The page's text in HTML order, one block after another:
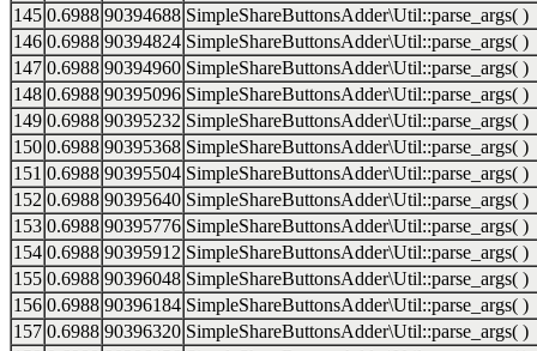
145 0.6988 90394688 SimpleShareButtonsAdder\Util::parse_args( )
146 0.6988 90394824 SimpleShareButtonsAdder\Util::parse_args( )
147 0.6988 90394960 SimpleShareButtonsAdder\Util::parse_args( )
148 0.6988 90395096 SimpleShareButtonsAdder\Util::parse_args( )
149 0.6988 90395232 SimpleShareButtonsAdder\Util::parse_args( )
150 0.6988 90395368 SimpleShareButtonsAdder\Util::parse_args( )
151 0.6988 90395504 SimpleShareButtonsAdder\Util::parse_args( )
152 0.6988 90395640 SimpleShareButtonsAdder\Util::parse_args( )
153 0.6988 90395776 SimpleShareButtonsAdder\Util::parse_args( )
154 0.6988 90395912 SimpleShareButtonsAdder\Util::parse_args( )
155 0.6988 90396048 SimpleShareButtonsAdder\Util::parse_args( )
156 0.6988 90396184 SimpleShareButtonsAdder\Util::parse_args( )
157 0.6988 90396320 SimpleShareButtonsAdder\Util::parse_args( )